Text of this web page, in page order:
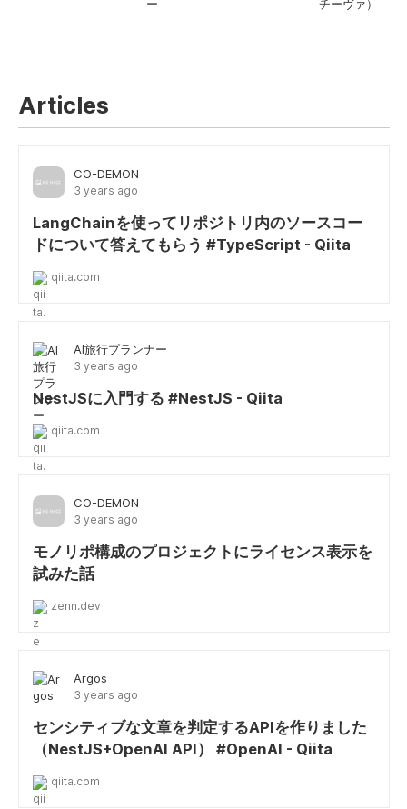
ー
チーヴァ）
Articles
CO-DEMON
3 years ago
LangChainを使ってリポジトリ内のソースコー
ドについて答えてもらう #TypeScript - Qiita
qiita.com
AI旅行プランナー
3 years ago
NestJSに入門する #NestJS - Qiita
qiita.com
CO-DEMON
3 years ago
モノリポ構成のプロジェクトにライセンス表示を
試みた話
zenn.dev
Argos
3 years ago
センシティブな文章を判定するAPIを作りました
（NestJS+OpenAI API） #OpenAI - Qiita
qiita.com